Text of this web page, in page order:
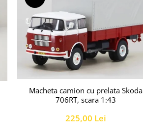
Macheta camion cu prelata Skoda
706RT, scara 1:43
225,00 Lei